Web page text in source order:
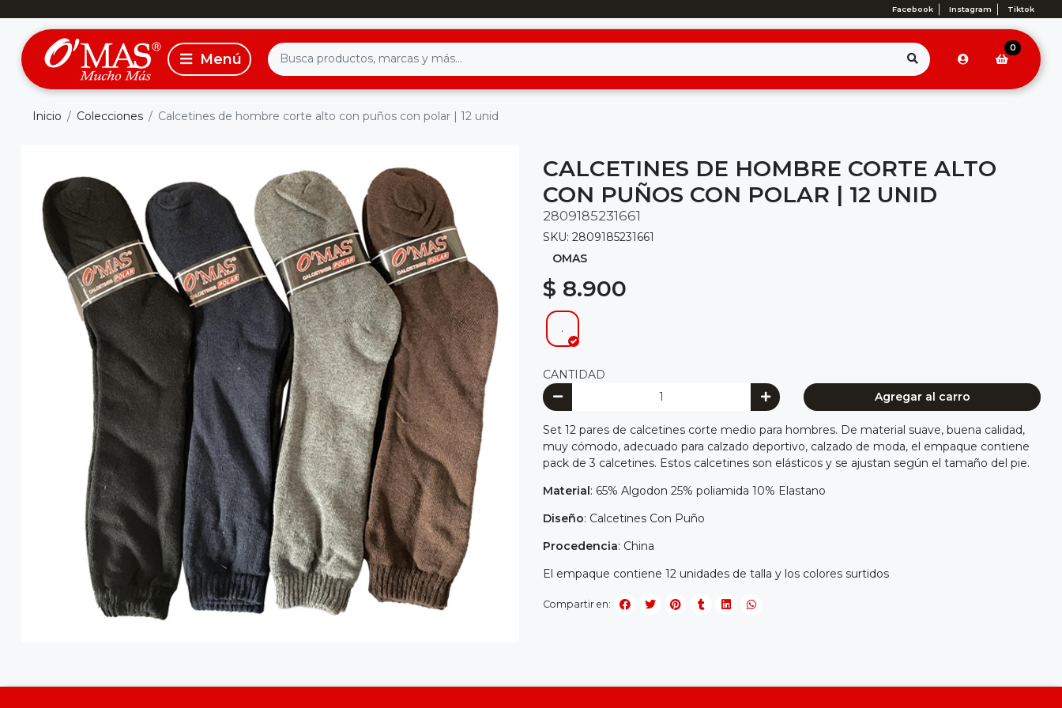
Facebook Instagram Tiktok
0
Inicio Colecciones Calcetines de hombre corte alto con puños con polar | 12 unid
CALCETINES DE HOMBRE CORTE ALTO
CON PUÑOS CON POLAR | 12 UNID
2809185231661
SKU: 2809185231661
OMAS
$ 8.900
.
CANTIDAD
Agregar al carro
Set 12 pares de calcetines corte medio para hombres. De material suave, buena calidad,
muy cómodo, adecuado para calzado deportivo, calzado de moda, el empaque contiene
pack de 3 calcetines. Estos calcetines son elásticos y se ajustan según el tamaño del pie.
Material: 65% Algodon 25% poliamida 10% Elastano
Diseño: Calcetines Con Puño
Procedencia: China
El empaque contiene 12 unidades de talla y los colores surtidos
Compartir en: